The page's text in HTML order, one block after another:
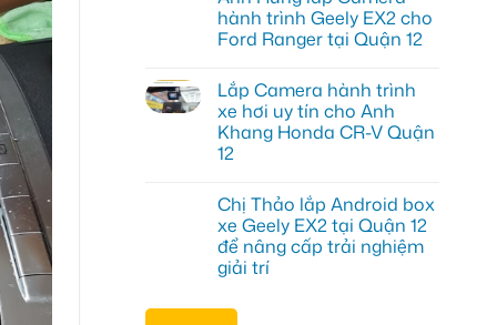
tô
Honda
CRV
12
để
hiển
thị
thông
tin
hơn
luận
ở
Anh
thảm
lót
sàn
ô
tô
VinFast
tại
Quận
12
để
nội
thất
sẽ
hành trình Geely EX2 cho
Ford Ranger tại Quận 12
bình
luận
ở
Anh
Hưng
lắp
trình
Geely
EX2
cho
Ford
Ranger
Quận
Lắp Camera hành trình
xe hơi uy tín cho Anh
Khang Honda CR-V Quận
12
bình
luận
ở
Lắp
Camera
hành
xe
Chị Thảo lắp Android box
xe Geely EX2 tại Quận 12
để nâng cấp trải nghiệm
giải trí
có